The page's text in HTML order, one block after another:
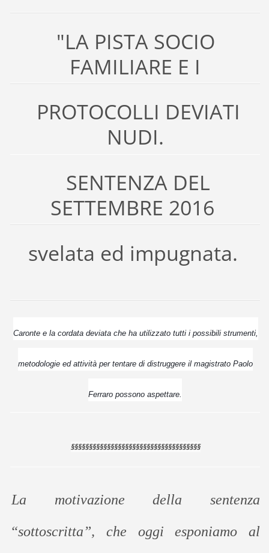
"LA PISTA SOCIO
FAMILIARE E I
PROTOCOLLI DEVIATI
NUDI.
SENTENZA DEL
SETTEMBRE 2016
svelata ed impugnata.
Caronte e la cordata deviata che ha utilizzato tutti i possibili strumenti,
metodologie ed attività per tentare di distruggere il magistrato Paolo
Ferraro possono aspettare.
§§§§§§§§§§§§§§§§§§§§§§§§§§§§§§§§§§§§
La motivazione della sentenza
“sottoscritta”, che oggi esponiamo al